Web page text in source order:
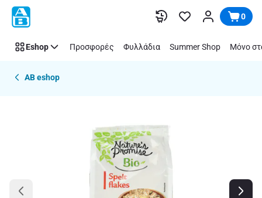
Παράλειψη 0
Eshop Προσφορές Φυλλάδια Summer Shop Μόνο
AB eshop